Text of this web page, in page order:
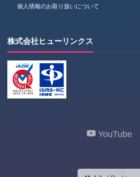
個人情報のお取り扱いについて
株式会社ヒューリンクス
YouTube